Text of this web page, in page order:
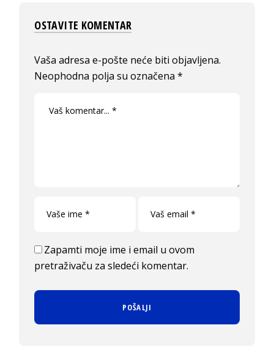
OSTAVITE KOMENTAR
Vaša adresa e-pošte neće biti objavljena.
Neophodna polja su označena*
Zapamti moje ime i email u ovom
pretraživaču za sledeći komentar.